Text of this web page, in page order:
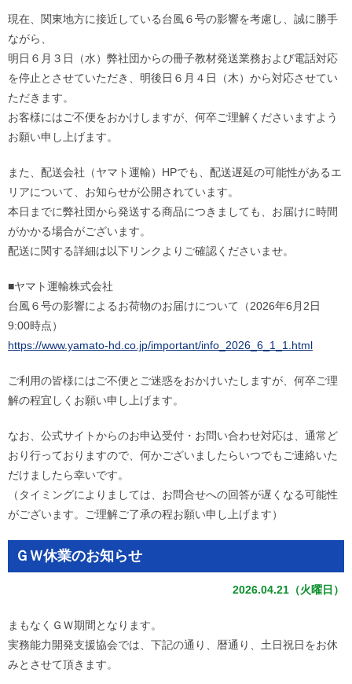
現在、関東地方に接近している台風６号の影響を考慮し、誠に勝手
ながら、
明日６月３日（水）弊社団からの冊子教材発送業務および電話対応
を停止とさせていただき、明後日６月４日（木）から対応させてい
ただきます。
お客様にはご不便をおかけしますが、何卒ご理解くださいますよう
お願い申し上げます。
また、配送会社（ヤマト運輸）HPでも、配送遅延の可能性があるエ
リアについて、お知らせが公開されています。
本日までに弊社団から発送する商品につきましても、お届けに時間
がかかる場合がございます。
配送に関する詳細は以下リンクよりご確認くださいませ。
■ヤマト運輸株式会社
台風６号の影響によるお荷物のお届けについて（2026年6月2日
9:00時点）
https://www.yamato-hd.co.jp/important/info_2026_6_1_1.html
ご利用の皆様にはご不便とご迷惑をおかけいたしますが、何卒ご理
解の程宜しくお願い申し上げます。
なお、公式サイトからのお申込受付・お問い合わせ対応は、通常ど
おり行っておりますので、何かございましたらいつでもご連絡いた
だけましたら幸いです。
（タイミングによりましては、お問合せへの回答が遅くなる可能性
がございます。ご理解ご了承の程お願い申し上げます）
ＧＷ休業のお知らせ
2026.04.21（火曜日）
まもなくＧＷ期間となります。
実務能力開発支援協会では、下記の通り、暦通り、土日祝日をお休
みとさせて頂きます。